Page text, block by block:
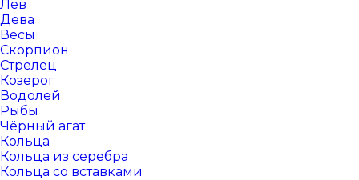
Лев
Дева
Весы
Скорпион
Стрелец
Козерог
Водолей
Рыбы
Чёрный агат
Кольца
Кольца из серебра
Кольца со вставками